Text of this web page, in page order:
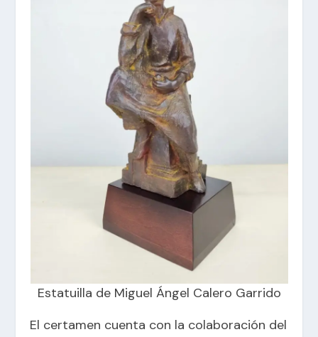
Estatuilla de Miguel Ángel Calero Garrido
El certamen cuenta con la colaboración del